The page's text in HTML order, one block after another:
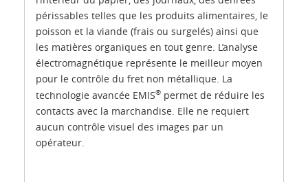
périssables telles que les produits alimentaires, le
poisson et la viande (frais ou surgelés) ainsi que
les matières organiques en tout genre. L’analyse
électromagnétique représente le meilleur moyen
pour le contrôle du fret non métallique. La
technologie avancée EMIS® permet de réduire les
contacts avec la marchandise. Elle ne requiert
aucun contrôle visuel des images par un
opérateur.